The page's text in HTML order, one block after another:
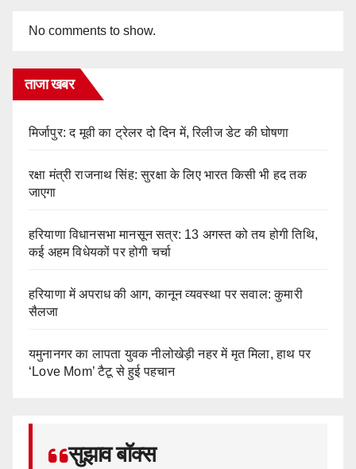
No comments to show.
ताजा खबर
मिर्जापुर: द मूवी का ट्रेलर दो दिन में, रिलीज डेट की घोषणा
रक्षा मंत्री राजनाथ सिंह: सुरक्षा के लिए भारत किसी भी हद तक
जाएगा
हरियाणा विधानसभा मानसून सत्र: 13 अगस्त को तय होगी तिथि,
कई अहम विधेयकों पर होगी चर्चा
हरियाणा में अपराध की आग, कानून व्यवस्था पर सवाल: कुमारी
सैलजा
यमुनानगर का लापता युवक नीलोखेड़ी नहर में मृत मिला, हाथ पर
‘Love Mom’ टैटू से हुई पहचान
सुझाव बॉक्स